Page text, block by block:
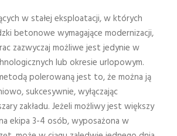
w stałej eksploatacji, w których
betonowe wymagające modernizacji,
zazwyczaj możliwe jest jedynie w
lub okresie urlopowym.
polerowaną jest to, że można ją
sukcesywnie, wyłączając
zakładu. Jeżeli możliwy jest większy
ekipa 3-4 osób, wyposażona w